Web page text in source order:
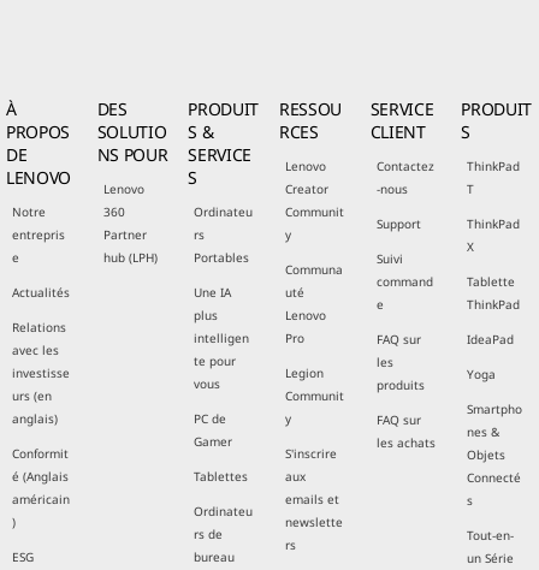
À
PROPOS
DE
LENOVO
Notre
entrepris
e
Actualités
Relations
avec les
investisse
urs (en
anglais)
Conformit
é (Anglais
américain
)
ESG
DES
SOLUTIO
NS POUR
Lenovo
360
Partner
hub (LPH)
PRODUIT
S &
SERVICE
S
Ordinateu
rs
Portables
Une IA
plus
intelligen
te pour
vous
PC de
Gamer
Tablettes
Ordinateu
rs de
bureau
RESSOU
RCES
Lenovo
Creator
Communit
y
Communa
uté
Lenovo
Pro
Legion
Communit
y
S'inscrire
aux
emails et
newslette
rs
SERVICE
CLIENT
Contactez
-nous
Support
Suivi
command
e
FAQ sur
les
produits
FAQ sur
les achats
PRODUIT
S
ThinkPad
T
ThinkPad
X
Tablette
ThinkPad
IdeaPad
Yoga
Smartpho
nes &
Objets
Connecté
s
Tout-en-
un Série